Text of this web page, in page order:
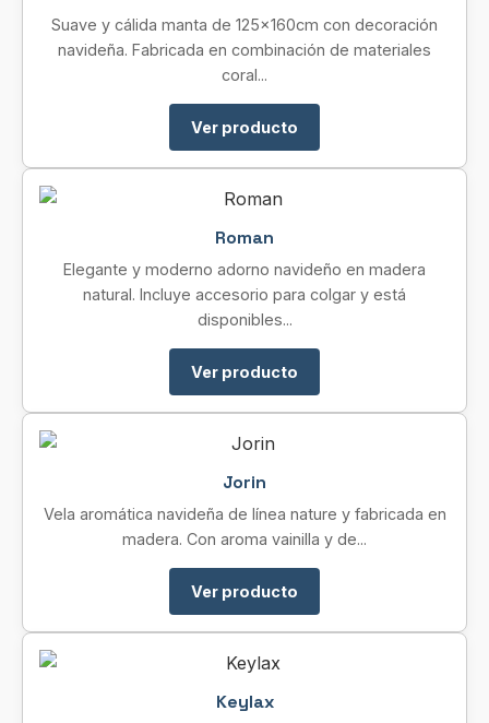
Suave y cálida manta de 125x160cm con decoración
navideña. Fabricada en combinación de materiales
coral...
Ver producto
Roman
Elegante y moderno adorno navideño en madera
natural. Incluye accesorio para colgar y está
disponibles...
Ver producto
Jorin
Vela aromática navideña de línea nature y fabricada en
madera. Con aroma vainilla y de...
Ver producto
Keylax